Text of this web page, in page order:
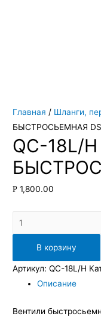
Главная / Шланги,
БЫСТРОСЬЕМНАЯ
QC-18L/
Р 1,800.00
Количество
В корзину
Артикул:QC-18L/H
Описание
Вентили